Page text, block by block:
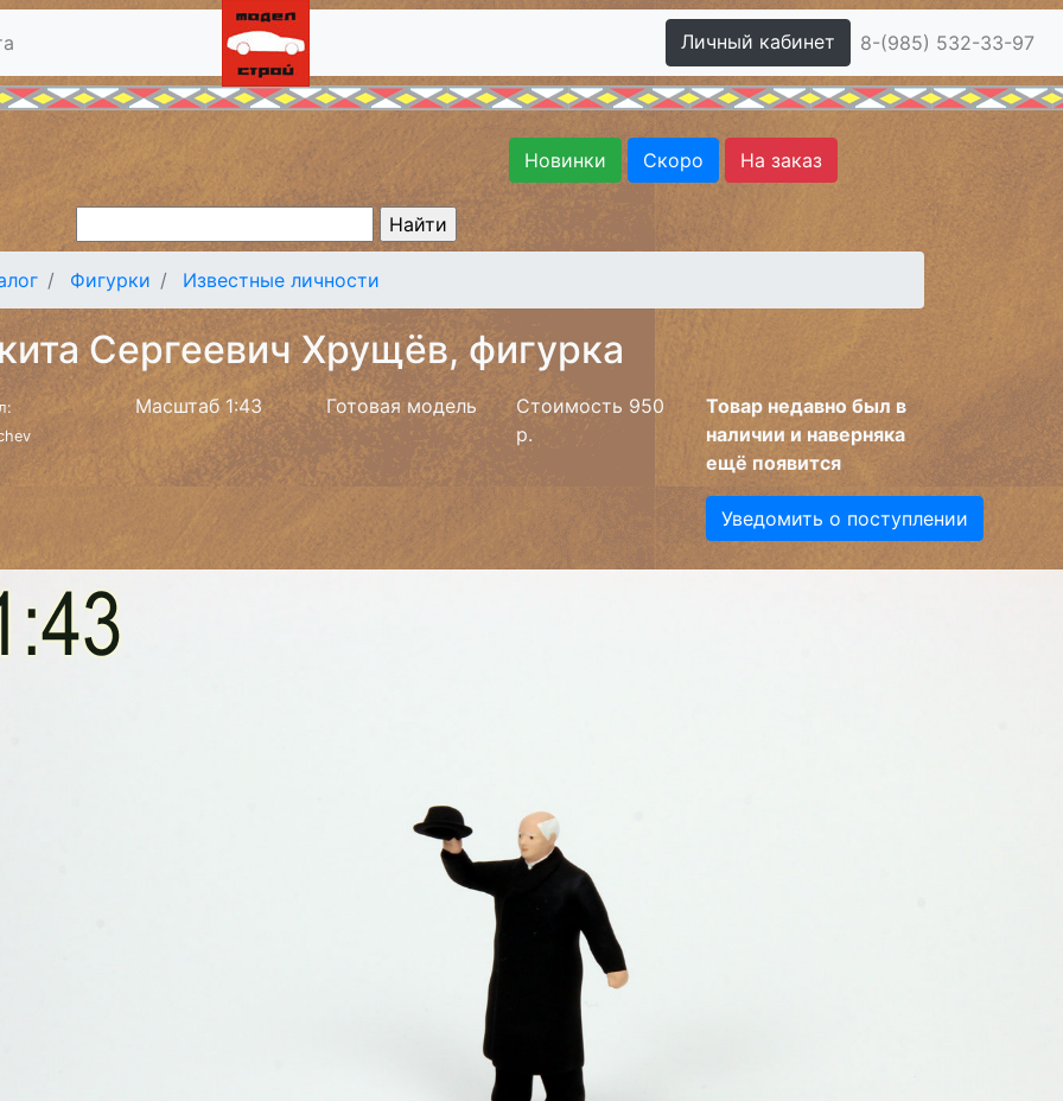
Личный кабинет 8-(985) 532-33-97
Новинки Скоро На заказ
Фигурки Известные личности
Сергеевич Хрущёв, фигурка
Масштаб 1:43 Готовая модель
Стоимость 950
р.
Товар недавно был в
наличии и наверняка
ещё появится
Уведомить о поступлении